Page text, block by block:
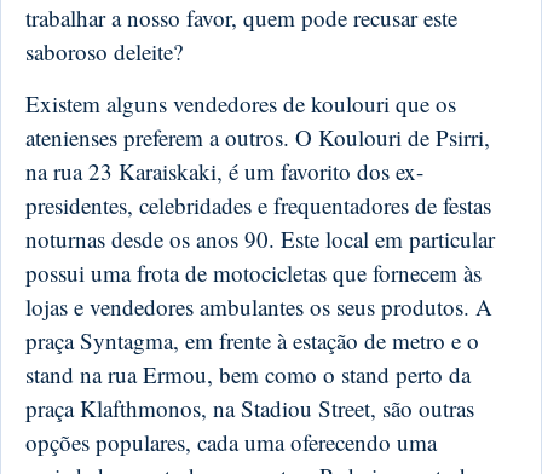
trabalhar a nosso favor, quem pode recusar este
saboroso deleite?
Existem alguns vendedores de koulouri que os
atenienses preferem a outros. O Koulouri de Psirri,
na rua 23 Karaiskaki, é um favorito dos ex-
presidentes, celebridades e frequentadores de festas
noturnas desde os anos 90. Este local em particular
possui uma frota de motocicletas que fornecem às
lojas e vendedores ambulantes os seus produtos. A
praça Syntagma, em frente à estação de metro e o
stand na rua Ermou, bem como o stand perto da
praça Klafthmonos, na Stadiou Street, são outras
opções populares, cada uma oferecendo uma